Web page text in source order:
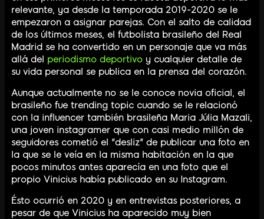
relevante, ya desde la temporada 2019-2020 se le
empezaron a asignar parejas. Con el salto de calidad
de los últimos meses, el futbolista brasileño del Real
Madrid se ha convertido en un personaje que va más
allá del periodismo deportivo y cualquier detalle de
su vida personal se publica en la prensa del corazón.
Aunque actualmente no se le conoce novia oficial, el
brasileño fue trending topic cuando se le relacionó
con la influencer también brasileña Maria Júlia Mazali,
una joven instagramer que con casi medio millón de
seguidores cometió el "desliz" de publicar una foto en
la que se le veía en la misma habitación en la que
pocos minutos antes aparecía en una foto que el
propio Vinicius había publicado en su Instagram.
Ésto ocurrió en 2020 y en entrevistas posteriores, a
pesar de que Vinicius ha aparecido muy bien